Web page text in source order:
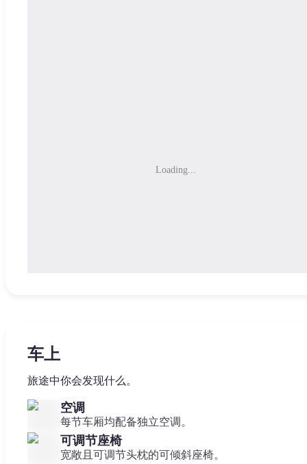
Loading...
车上
旅途中你会发现什么。
空调
每节车厢均配备独立空调。
可调节座椅
宽敞且可调节头枕的可倾斜座椅。